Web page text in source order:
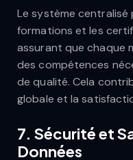
Le système centralisé
formations et les
assurant que chaque
des compétences
de qualité. Cela
globale et la
7. Sécurité et
Données